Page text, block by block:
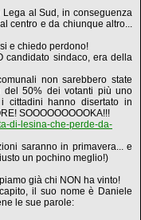
al Sud, in conseguenza
centro e da chiunque altro...
e chiedo perdono!
candidato sindaco, era della
non sarebbero state
del 50% dei votanti più uno
cittadini hanno disertato in
SOOOOOOOOOKA!!!
di-lesina-che-perde-da-
saranno in primavera... e
un pochino meglio!)
già chi NON ha vinto!
il suo nome è Daniele
le sue parole: